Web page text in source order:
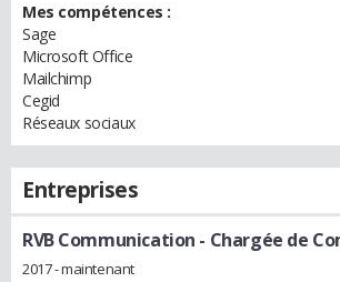
Mes compétences :
Sage
Microsoft Office
Mailchimp
Cegid
Réseaux sociaux
Entreprises
RVB Communication - Chargée de
2017 - maintenant